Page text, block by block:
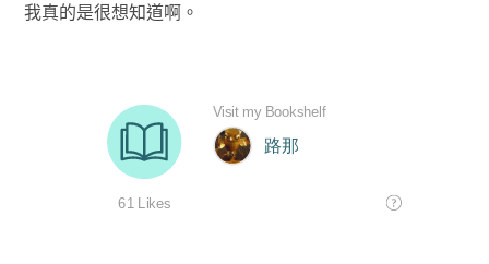
我真的是很想知道啊。